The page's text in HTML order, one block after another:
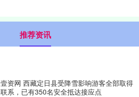
推荐资讯
壹资网 西藏定日县受降雪影响游客全部取得
联系，已有350名安全抵达接应点